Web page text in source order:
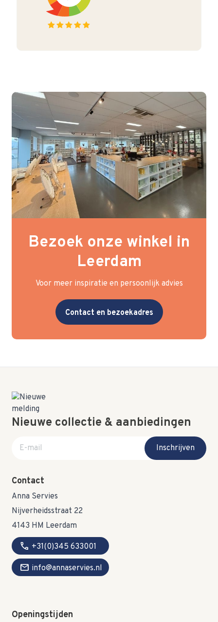
Bezoek onze winkel in
Leerdam
Voor meer inspiratie en persoonlijk advies
Contact en bezoekadres
Nieuwe collectie & aanbiedingen
E-mail adres
Inschrijven
Contact
Anna Servies
Nijverheidsstraat 22
4143 HM Leerdam
call +31(0)345 633001
mail info@annaservies.nl
Openingstijden